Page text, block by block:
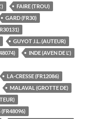
FAIRE (TROU)
GARD (FR30)
GUYOT J.L. (AUTEUR)
INDE (AVEN DE L')
LA-CRESSE (FR12086)
MALAVAL (GROTTE DE)
(FR48096)